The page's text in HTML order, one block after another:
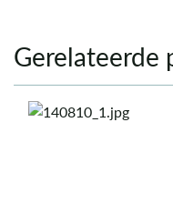
Gerelateerde